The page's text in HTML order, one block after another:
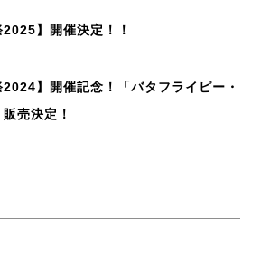
2025】開催決定！！
2024】開催記念！「バタフライピー・
売決定！